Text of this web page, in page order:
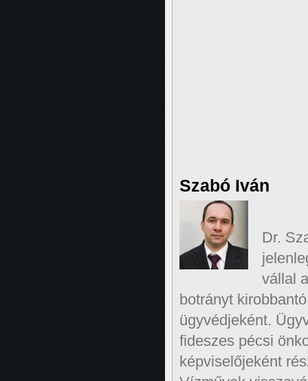
Szabó Iván
Dr.
vállal
botrányt
ügyvédjeként.
fideszes pécsi
képviselőjeként